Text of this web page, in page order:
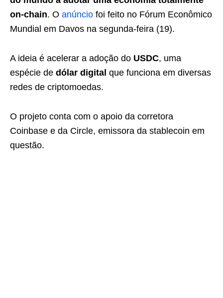
on-chain. O anúncio foi feito no Fórum Econômico
Mundial em Davos na segunda-feira (19).
A ideia é acelerar a adoção do USDC, uma
espécie de dólar digital que funciona em diversas
redes de criptomoedas.
O projeto conta com o apoio da corretora
Coinbase e da Circle, emissora da stablecoin em
questão.